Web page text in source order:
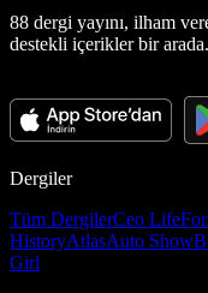
88 dergi yayını, ilham
destekli içerikler bir
Dergiler
Tüm DergilerCeo Life
HistoryAtlasAuto Show
Girl